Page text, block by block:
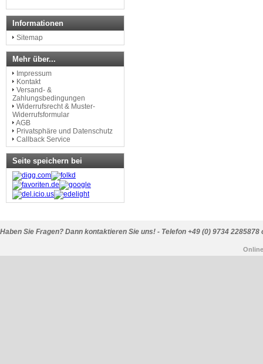
Informationen
Sitemap
Mehr über...
Impressum
Kontakt
Versand- &
Zahlungsbedingungen
Widerrufsrecht & Muster-
Widerrufsformular
AGB
Privatsphäre und Datenschutz
Callback Service
Seite speichern bei
Haben Sie Fragen? Dann kontaktieren Sie uns! - Telefon +49 (0) 9734